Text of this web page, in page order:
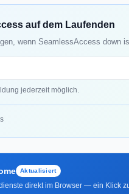
auf dem Laufenden
wenn SeamlessAccess down
jederzeit möglich.
Aktualisiert
direkt im Browser — ein Klick